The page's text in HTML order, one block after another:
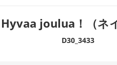
Hyvaa joulua！（ネ
D30_3433